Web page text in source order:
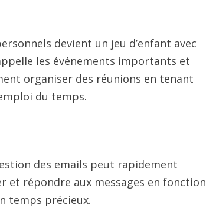
devient un jeu d’enfant avec
les événements importants et
organiser des réunions en tenant
du temps.
des emails peut rapidement
et répondre aux messages en fonction
temps précieux.